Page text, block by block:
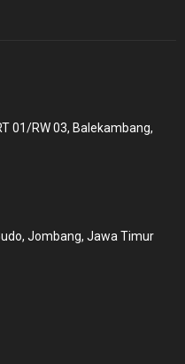
01/RW 03, Balekambang,
Jombang, Jawa Timur